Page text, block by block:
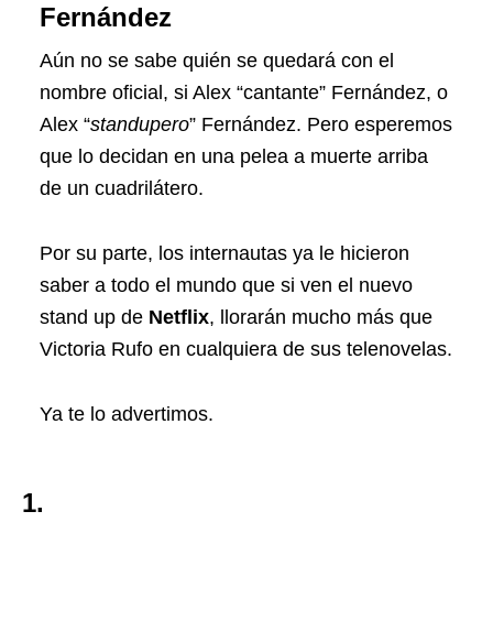
Fernández
Aún no se sabe quién se quedará con el
nombre oficial, si Alex “cantante” Fernández, o
Alex “standupero” Fernández. Pero esperemos
que lo decidan en una pelea a muerte arriba
de un cuadrilátero.
Por su parte, los internautas ya le hicieron
saber a todo el mundo que si ven el nuevo
stand up de Netflix, llorarán mucho más que
Victoria Rufo en cualquiera de sus telenovelas.
Ya te lo advertimos.
1.